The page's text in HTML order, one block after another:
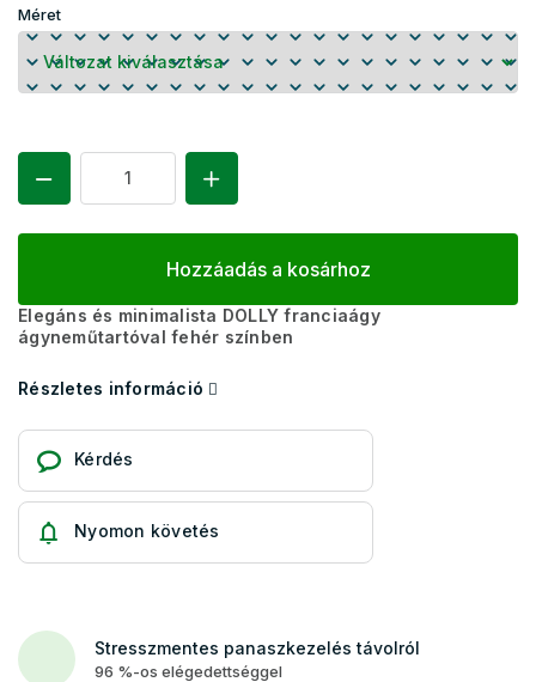
Méret
Hozzáadás a kosárhoz
Elegáns és minimalista DOLLY franciaágy
ágyneműtartóval fehér színben
Részletes információ
Kérdés
Nyomon követés
Stresszmentes panaszkezelés távolról
96 %-os elégedettséggel